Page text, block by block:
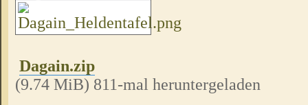
Dagain.zip
(9.74 MiB) 811-mal heruntergeladen